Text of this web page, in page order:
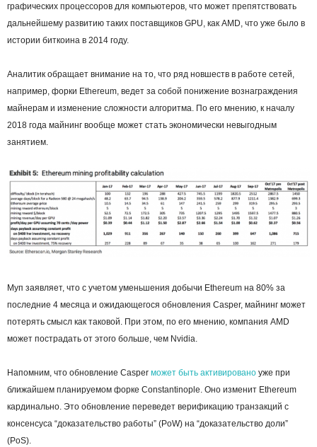
графических процессоров для компьютеров, что может препятствовать
дальнейшему развитию таких поставщиков GPU, как AMD, что уже было в
истории биткоина в 2014 году.
Аналитик обращает внимание на то, что ряд новшеств в работе сетей,
например, форки Ethereum, ведет за собой понижение вознаграждения
майнерам и изменение сложности алгоритма. По его мнению, к началу
2018 года майнинг вообще может стать экономически невыгодным
занятием.
Муп заявляет, что с учетом уменьшения добычи Ethereum на 80% за
последние 4 месяца и ожидающегося обновления Casper, майнинг может
потерять смысл как таковой. При этом, по его мнению, компания AMD
может пострадать от этого больше, чем Nvidia.
Напомним, что обновление Casper может быть активировано уже при
ближайшем планируемом форке Constantinople. Оно изменит Ethereum
кардинально. Это обновление переведет верификацию транзакций с
консенсуса “доказательство работы” (PoW) на “доказательство доли”
(PoS).